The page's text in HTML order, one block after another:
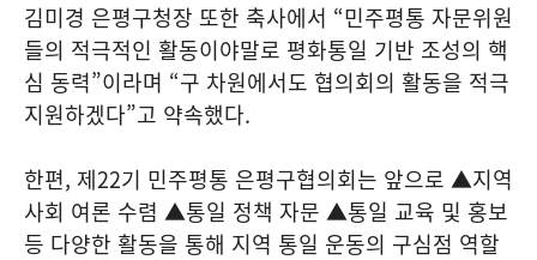
김미경 은평구청장 또한 축사에서 “민주평통 자문위원
들의 적극적인 활동이야말로 평화통일 기반 조성의 핵
심 동력”이라며 “구 차원에서도 협의회의 활동을 적극
지원하겠다”고 약속했다.
한편, 제22기 민주평통 은평구협의회는 앞으로 ▲지역
사회 여론 수렴 ▲통일 정책 자문 ▲통일 교육 및 홍보
등 다양한 활동을 통해 지역 통일 운동의 구심점 역할